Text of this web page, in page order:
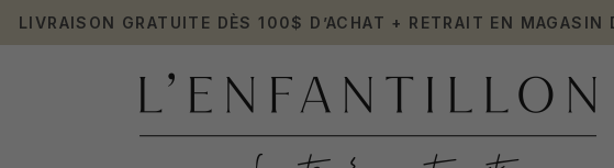
LIVRAISON GRATUITE DÈS 100$ D’ACHAT + RETRAIT EN MAGASIN